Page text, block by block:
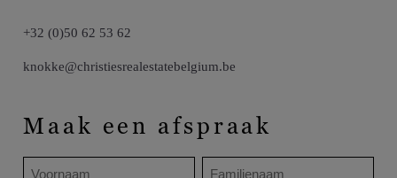
Maak een afspraak
+32 (0)50 62 53 62
knokke@christiesrealestatebelgium.be